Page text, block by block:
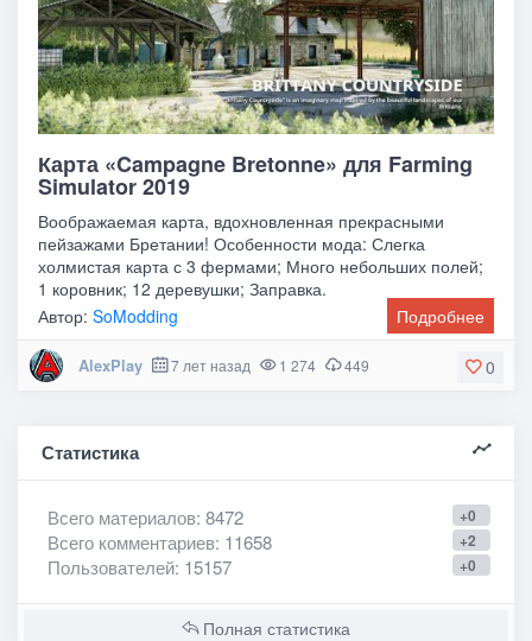
Карта «Campagne Bretonne» для Farming
Simulator 2019
Воображаемая карта, вдохновленная прекрасными
пейзажами Бретании! Особенности мода: Слегка
холмистая карта с 3 фермами; Много небольших полей;
1 коровник; 12 деревушки; Заправка.
Автор:SoModding Подробнее
0
AlexPlay 7 лет назад 1 274 449
Статистика
+0
Всего материалов: 8472
+2
Всего комментариев: 11658
+0
Пользователей: 15157
Полная статистика